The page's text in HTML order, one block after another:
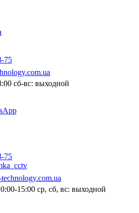
75
сб-вс: выходной
75
15:00 ср, сб, вс: выходной